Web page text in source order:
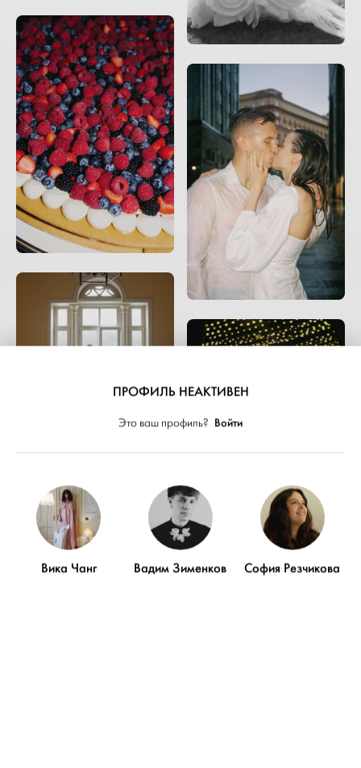
ПРОФИЛЬ НЕАКТИВЕН
Это ваш профиль? Войти
Вика Чанг Вадим Зименков София Резчикова